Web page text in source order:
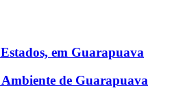
em Guarapuava
de Guarapuava